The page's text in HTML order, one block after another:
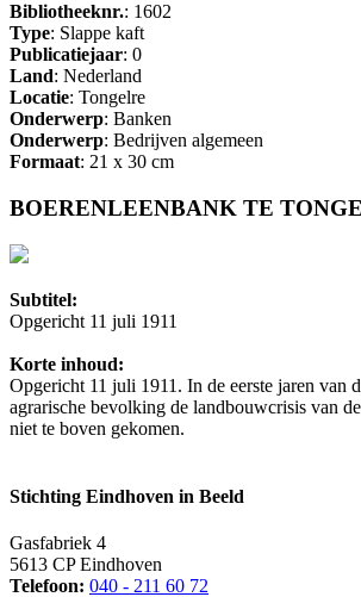
Bibliotheeknr.: 1602
Type: Slappe kaft
Publicatiejaar: 0
Land: Nederland
Locatie: Tongelre
Onderwerp: Banken
Onderwerp: Bedrijven algemeen
Formaat: 21 x 30 cm
BOERENLEENBANK TE
Subtitel:
Opgericht 11 juli 1911
Korte inhoud:
Opgericht 11 juli 1911. In de eerste jaren van
agrarische bevolking de landbouwcrisis van
niet te boven gekomen.
Stichting Eindhoven in Beeld
Gasfabriek 4
5613 CP Eindhoven
Telefoon: 040 - 211 60 72